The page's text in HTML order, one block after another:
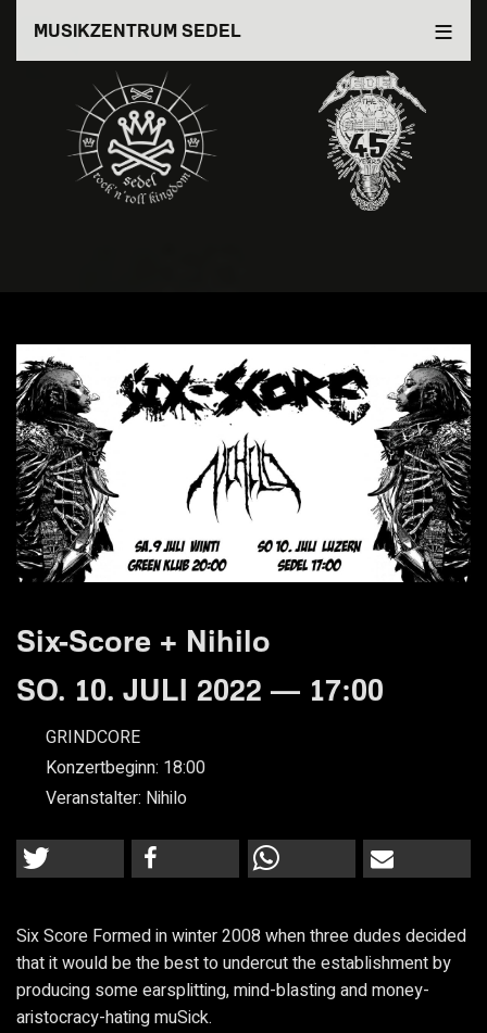
Inhalt
MUSIKZENTRUM SEDEL
Six-Score + Nihilo
SO. 10. JULI 2022 — 17:00
GRINDCORE
Konzertbeginn: 18:00
Veranstalter: Nihilo
Six Score Formed in winter 2008 when three dudes decided
that it would be the best to undercut the establishment by
producing some earsplitting, mind-blasting and money-
aristocracy-hating muSick.